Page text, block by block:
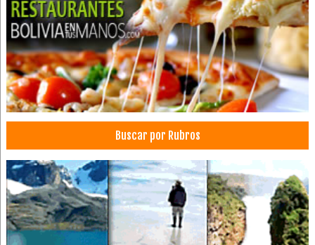
Hilados
Ropa
Sacos
Alpaca
Tejidos de Punto
Guarderías, Kindergartens
Jardín de Niños
Jardín Infantil
Nidito
Buscar por Rubros